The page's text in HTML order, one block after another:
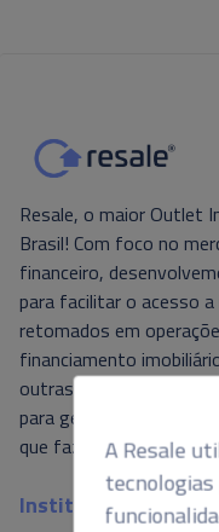
tecnologias
sua
Resale, o maior Outlet
Brasil! Com foco no
financeiro,
para facilitar o acesso
retomados em
financiamento
outras. Tecnologia e
para gerar valor ao
que fazemos por aqui.
Institucional